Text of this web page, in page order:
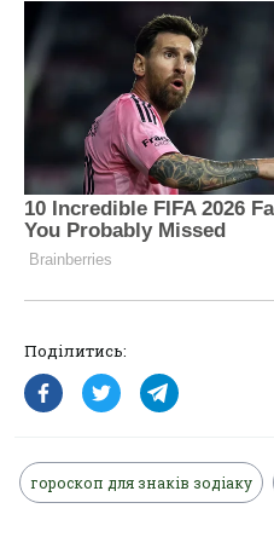
Поділитись:
гороскоп для знаків зодіаку